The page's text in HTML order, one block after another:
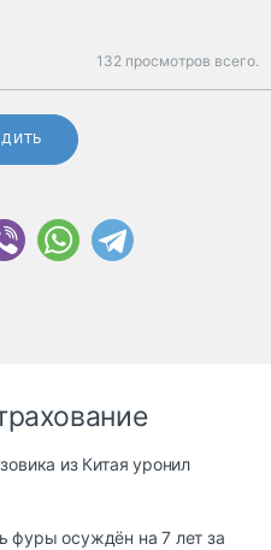
132 просмотров всего.
из Китая уронил
фуры осуждён на 7 лет за